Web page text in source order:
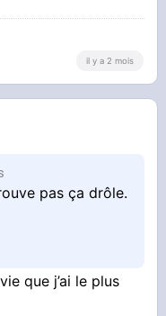
il y a 2 mois
pas ça drôle.
que j’ai le plus